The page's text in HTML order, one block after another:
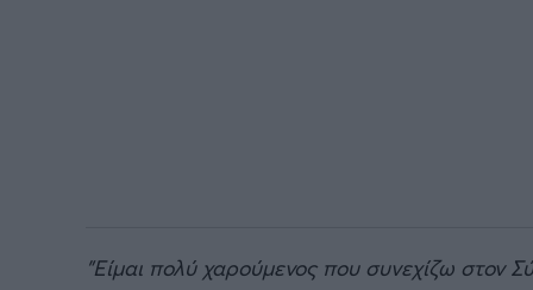
"Είμαι πολύ χαρούμενος που συνεχίζω στον